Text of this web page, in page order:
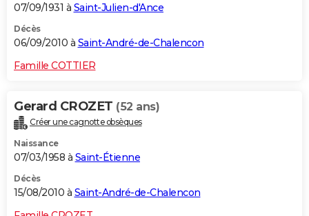
07/09/1931 à Saint-Julien-d'Ance
Décès
06/09/2010 à Saint-André-de-Chalencon
Famille COTTIER
Gerard CROZET (52 ans)
Créer une cagnotte obsèques
Naissance
07/03/1958 à Saint-Étienne
Décès
15/08/2010 à Saint-André-de-Chalencon